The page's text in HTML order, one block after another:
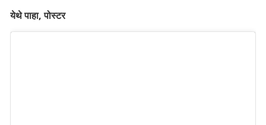
येथे पाहा, पोस्टर